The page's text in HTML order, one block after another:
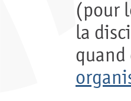
(pour
la
quand